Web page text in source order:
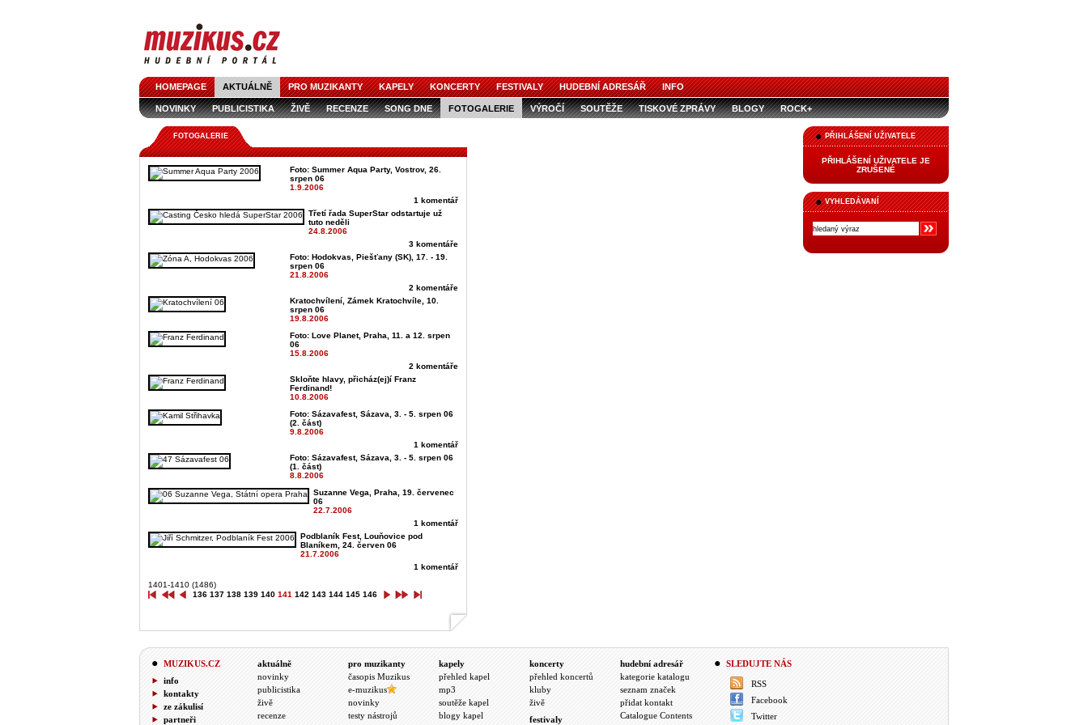
HOMEPAGE AKTUÁLNĚ PRO MUZIKANTY KAPELY KONCERTY FESTIVALY HUDEBNÍ ADRESÁŘ INFO
NOVINKY PUBLICISTIKA ŽIVĚ RECENZE SONG DNE FOTOGALERIE VÝROČÍ SOUTĚŽE TISKOVÉ ZPRÁVY BLOGY ROCK+
PŘIHLÁŠENÍ UŽIVATELE
PŘIHLÁŠENÍ UŽIVATELE JE
ZRUŠENÉ
VYHLEDÁVANÍ
FOTOGALERIE
Foto: Summer Aqua Party, Vostrov, 26.
srpen 06
1.9.2006
1 komentář
Třetí řada SuperStar odstartuje už
tuto neděli
24.8.2006
3 komentáře
Foto: Hodokvas, Piešťany (SK), 17. - 19.
srpen 06
21.8.2006
2 komentáře
Kratochvílení, Zámek Kratochvíle, 10.
srpen 06
19.8.2006
Foto: Love Planet, Praha, 11. a 12. srpen
06
15.8.2006
2 komentáře
Skloňte hlavy, přicház(ej)í Franz
Ferdinand!
10.8.2006
Foto: Sázavafest, Sázava, 3. - 5. srpen 06
(2. část)
9.8.2006
1 komentář
Foto: Sázavafest, Sázava, 3. - 5. srpen 06
(1. část)
8.8.2006
Suzanne Vega, Praha, 19. červenec
06
22.7.2006
1 komentář
Podblaník Fest, Louňovice pod
Blaníkem, 24. červen 06
21.7.2006
1 komentář
1401-1410 (1486)
136 137 138 139 140 141 142 143 144 145 146
MUZIKUS.CZ
info
kontakty
ze zákulisí
partneři
aktuálně
novinky
publicistika
živě
recenze
pro muzikanty
časopis Muzikus
e-muzikus
novinky
testy nástrojů
kapely
přehled kapel
mp3
soutěže kapel
blogy kapel
koncerty
přehled koncertů
kluby
živě
festivaly
hudební adresář
kategorie katalogu
seznam značek
přidat kontakt
Catalogue Contents
SLEDUJTE NÁS
RSS
Facebook
Twitter